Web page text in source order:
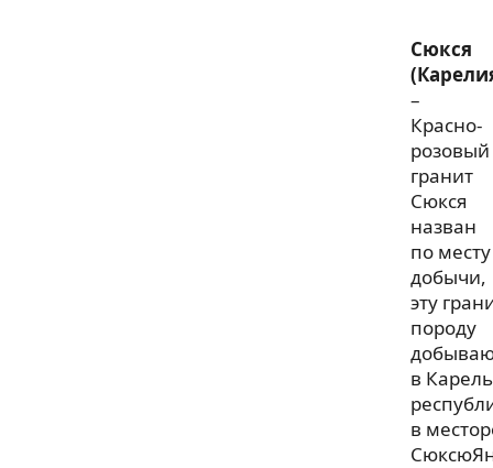
Сюкся
–
Красно-
розовый
гранит
Сюкся
назван
по месту
добычи,
эту
породу
в
в